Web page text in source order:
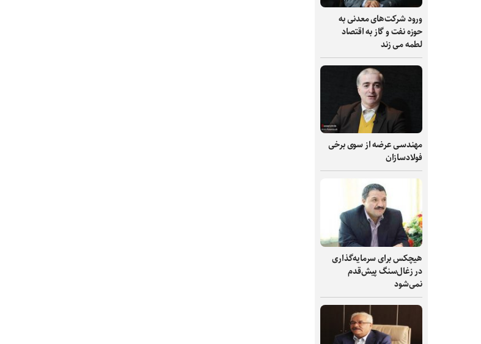
ورود شرکت‌های معدنی به
حوزه نفت و گاز به اقتصاد
لطمه می زند
مهندسی عرضه از سوی برخی
فولادسازان
هیچکس برای سرمایه‌گذاری
در زغال‌سنگ پیش‌قدم
نمی‌شود